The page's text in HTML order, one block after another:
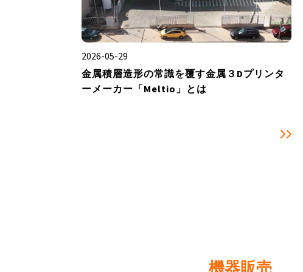
2026-05-29
金属積層造形の常識を覆す金属３Dプリンタ
ーメーカー「Meltio」とは
